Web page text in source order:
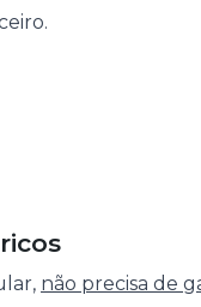
não precisa de